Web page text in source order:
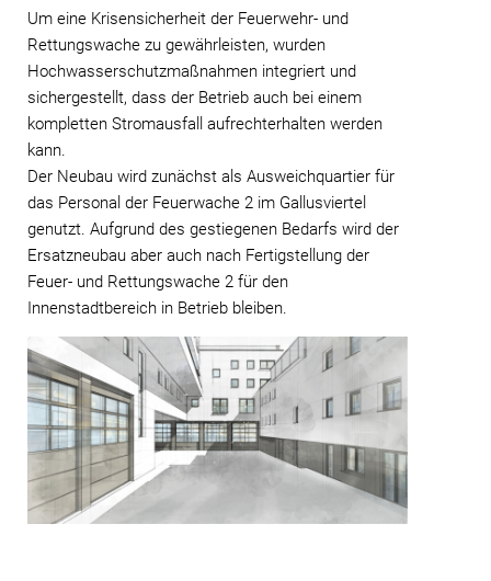
Um eine Krisensicherheit der Feuerwehr- und
Rettungswache zu gewährleisten, wurden
Hochwasserschutzmaßnahmen integriert und
sichergestellt, dass der Betrieb auch bei einem
kompletten Stromausfall aufrechterhalten werden
kann.
Der Neubau wird zunächst als Ausweichquartier für
das Personal der Feuerwache 2 im Gallusviertel
genutzt. Aufgrund des gestiegenen Bedarfs wird der
Ersatzneubau aber auch nach Fertigstellung der
Feuer- und Rettungswache 2 für den
Innenstadtbereich in Betrieb bleiben.